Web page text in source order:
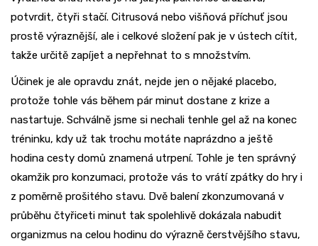
potvrdit, čtyři stačí. Citrusová nebo višňová příchuť jsou
prostě výraznější, ale i celkové složení pak je v ústech cítit,
takže určitě zapíjet a nepřehnat to s množstvím.
Účinek je ale opravdu znát, nejde jen o nějaké placebo,
protože tohle vás během pár minut dostane z krize a
nastartuje. Schválně jsme si nechali tenhle gel až na konec
tréninku, kdy už tak trochu motáte naprázdno a ještě
hodina cesty domů znamená utrpení. Tohle je ten správný
okamžik pro konzumaci, protože vás to vrátí zpátky do hry i
z poměrně prošitého stavu. Dvě balení zkonzumovaná v
průběhu čtyřiceti minut tak spolehlivě dokázala nabudit
organizmus na celou hodinu do výrazně čerstvějšího stavu,